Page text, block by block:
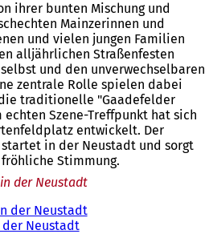
ihrer bunten Mischung und
Mainzerinnen und
und vielen jungen Familien
alljährlichen Straßenfesten
und den unverwechselbaren
zentrale Rolle spielen dabei
traditionelle "Gaadefelder
Szene-Treffpunkt hat sich
entwickelt. Der
startet in der Neustadt und sorgt
Stimmung.
der Neustadt
der Neustadt
Neustadt